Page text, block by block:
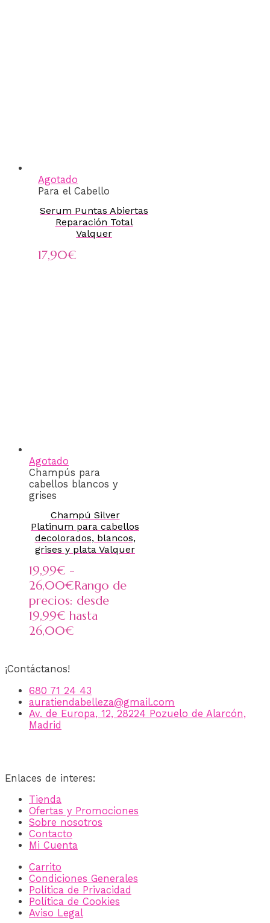
Agotado
Para el Cabello
Serum Puntas Abiertas
Reparación Total
Valquer
17,90€
Agotado
Champús para
cabellos blancos y
grises
Champú Silver
Platinum para cabellos
decolorados, blancos,
grises y plata Valquer
19,99€ -
26,00€Rango de
precios: desde
19,99€ hasta
26,00€
¡Contáctanos!
680 71 24 43
auratiendabelleza@gmail.com
Av. de Europa, 12, 28224 Pozuelo de Alarcón,
Madrid
Enlaces de interes:
Tienda
Ofertas y Promociones
Sobre nosotros
Contacto
Mi Cuenta
Carrito
Condiciones Generales
Política de Privacidad
Política de Cookies
Aviso Legal